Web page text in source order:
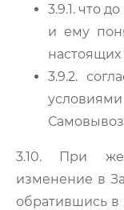
3.9.1. что
и ему
настоящих
3.9.2.
3.10. При
изменение в
обратившись в